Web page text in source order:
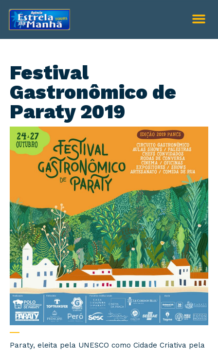
Festival
Gastronômico de
Paraty 2019
Paraty, eleita pela UNESCO como Cidade Criativa pela